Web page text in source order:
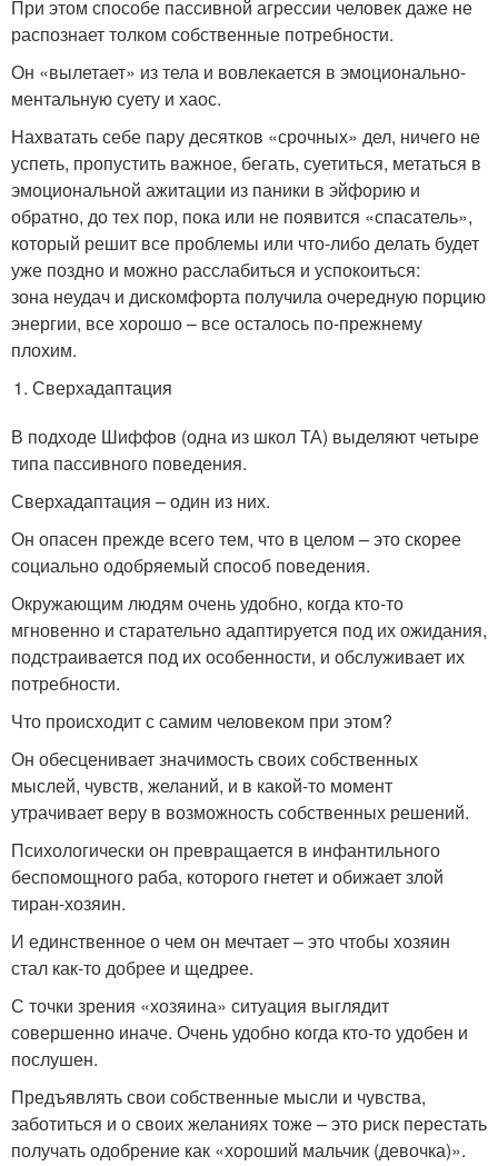
При этом способе пассивной агрессии человек даже не
распознает толком собственные потребности.
Он «вылетает» из тела и вовлекается в эмоционально-
ментальную суету и хаос.
Нахватать себе пару десятков «срочных» дел, ничего не
успеть, пропустить важное, бегать, суетиться, метаться в
эмоциональной ажитации из паники в эйфорию и
обратно, до тех пор, пока или не появится «спасатель»,
который решит все проблемы или что-либо делать будет
уже поздно и можно расслабиться и успокоиться:
зона неудач и дискомфорта получила очередную порцию
энергии, все хорошо – все осталось по-прежнему
плохим.
Сверхадаптация
В подходе Шиффов (одна из школ ТА) выделяют четыре
типа пассивного поведения.
Сверхадаптация – один из них.
Он опасен прежде всего тем, что в целом – это скорее
социально одобряемый способ поведения.
Окружающим людям очень удобно, когда кто-то
мгновенно и старательно адаптируется под их ожидания,
подстраивается под их особенности, и обслуживает их
потребности.
Что происходит с самим человеком при этом?
Он обесценивает значимость своих собственных
мыслей, чувств, желаний, и в какой-то момент
утрачивает веру в возможность собственных решений.
Психологически он превращается в инфантильного
беспомощного раба, которого гнетет и обижает злой
тиран-хозяин.
И единственное о чем он мечтает – это чтобы хозяин
стал как-то добрее и щедрее.
С точки зрения «хозяина» ситуация выглядит
совершенно иначе. Очень удобно когда кто-то удобен и
послушен.
Предъявлять свои собственные мысли и чувства,
заботиться и о своих желаниях тоже – это риск перестать
получать одобрение как «хороший мальчик (девочка)».